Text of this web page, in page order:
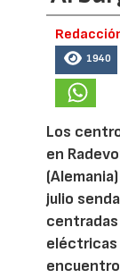
1940
Los
en
julio
centradas
eléctricas